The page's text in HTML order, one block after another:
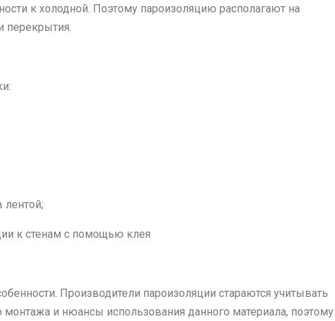
к холодной. Поэтому пароизоляцию располагают на
перекрытия.
лентой;
к стенам с помощью клея
Производители пароизоляции стараются учитывать
монтажа и нюансы использования данного материала, поэтому